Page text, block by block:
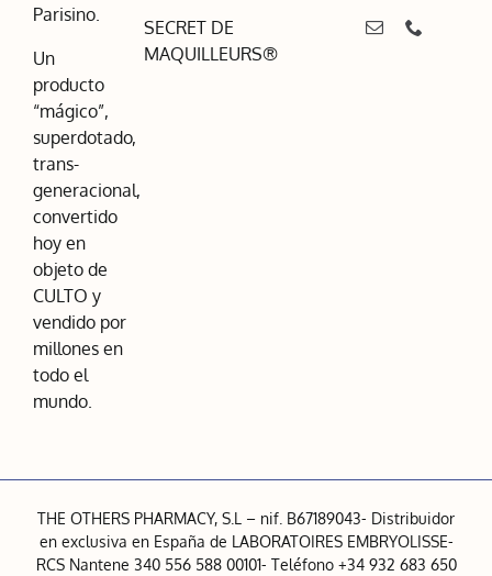
Parisino.
Un
producto
“mágico”,
superdotado,
trans-
generacional,
convertido
hoy en
objeto de
CULTO y
vendido por
millones en
todo el
mundo.
SECRET DE
MAQUILLEURS®
THE OTHERS PHARMACY, S.L – nif. B67189043- Distribuidor
en exclusiva en España de LABORATOIRES EMBRYOLISSE-
RCS Nantene 340 556 588 00101- Teléfono +34 932 683 650